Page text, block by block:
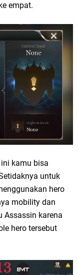
empat.
kamu bisa
untuk
hero
mobility dan
Assassin karena
hero tersebut